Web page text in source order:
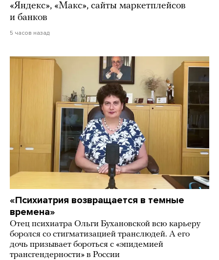
«Яндекс», «Макс», сайты маркетплейсов
и банков
5 часов назад
«Психиатрия возвращается в темные
времена»
Отец психиатра Ольги Бухановской всю карьеру
боролся со стигматизацией транслюдей. А его
дочь призывает бороться с «эпидемией
трансгендерности» в России